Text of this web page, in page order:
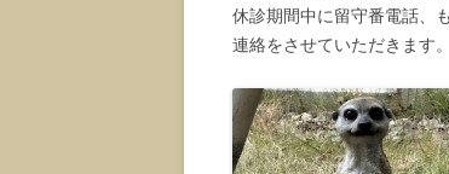
休診期間中に留守番電話、
連絡をさせていただきます。